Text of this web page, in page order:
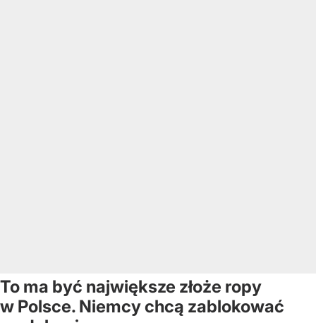
To ma być największe złoże ropy
w Polsce. Niemcy chcą zablokować